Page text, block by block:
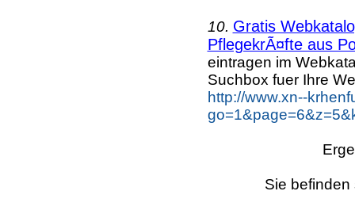
10. Gratis
PflegekrÃ¤fte aus
eintragen im
Suchbox fuer Ihre
http://www.xn--
Sie